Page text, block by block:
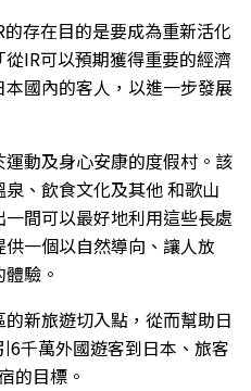
存在目的是要成為重新活化
IR可以預期獲得重要的經濟
國內的客人，以進一步發展
動及身心安康的度假村。該
、飲食文化及其他 和歌山
間可以最好地利用這些長處
一個以自然導向、讓人放
驗。
新旅遊切入點，從而幫助日
6千萬外國遊客到日本、旅客
的目標。